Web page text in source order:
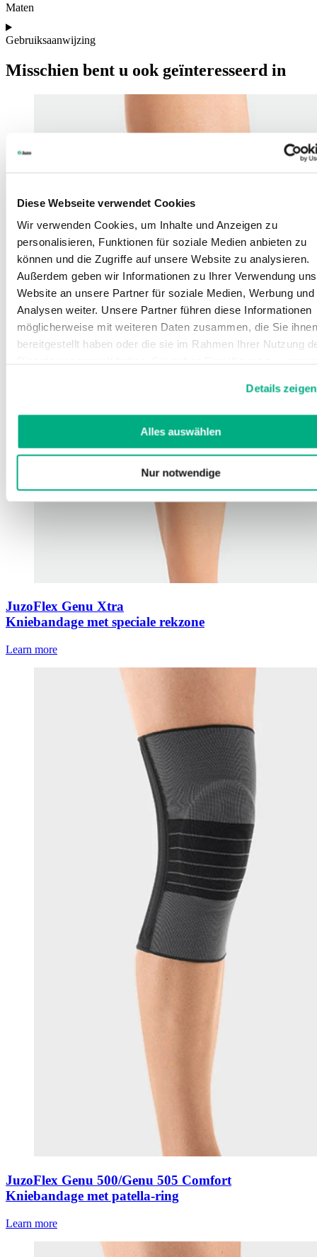
Diese Webseite verwendet Cookies
Wir verwenden Cookies, um Inhalte und Anzeigen zu
personalisieren, Funktionen für soziale Medien anbieten zu
können und die Zugriffe auf unsere Website zu analysieren.
Außerdem geben wir Informationen zu Ihrer Verwendung
Website an unsere Partner für soziale Medien, Werbung und
Analysen weiter. Unsere Partner führen diese Informationen
möglicherweise mit weiteren Daten zusammen, die Sie ihnen
bereitgestellt haben oder die sie im Rahmen Ihrer Nutzung
unsererDatenschutzerklärungundImpressum.
Details zeigen
Alles auswählen
Nur notwendige
Maten
Gebruiksaanwijzing
Misschien bent u ook geïnteresseerd in
JuzoFlex Genu Xtra
Kniebandage met speciale rekzone
Learn more
JuzoFlex Genu 500/Genu 505 Comfort
Kniebandage met patella-ring
Learn more